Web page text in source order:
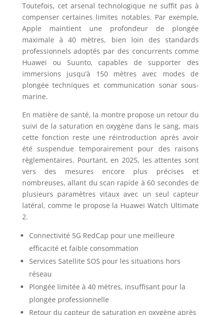
Toutefois, cet arsenal technologique ne suffit pas à
compenser certaines limites notables. Par exemple,
Apple maintient une profondeur de plongée
maximale à 40 mètres, bien loin des standards
professionnels adoptés par des concurrents comme
Huawei ou Suunto, capables de supporter des
immersions jusqu’à 150 mètres avec modes de
plongée techniques et communication sonar sous-
marine.
En matière de santé, la montre propose un retour du
suivi de la saturation en oxygène dans le sang, mais
cette fonction reste une réintroduction après avoir
été suspendue temporairement pour des raisons
règlementaires. Pourtant, en 2025, les attentes sont
vers des mesures encore plus précises et
nombreuses, allant du scan rapide à 60 secondes de
plusieurs paramètres vitaux avec un seul capteur
latéral, comme le propose la Huawei Watch Ultimate
2.
Connectivité 5G RedCap pour une meilleure
efficacité et faible consommation
Services Satellite SOS pour les situations hors
réseau
Plongée limitée à 40 mètres, insuffisant pour la
plongée professionnelle
Retour du capteur de saturation en oxygène après